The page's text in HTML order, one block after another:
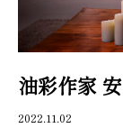
油彩作家
2022.11.02